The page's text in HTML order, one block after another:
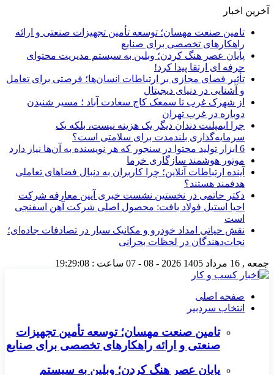
آخرین اخبار
تامین صنعت مهسان؛ توسعه تأمین تجهیزات صنعتی و ارائه
راهکارهای تخصصی برای صنایع
پایان عصر هنگ کردن؛ وبلین به سیستم مدیریت محتوای
حرفه ای ارتقا پیدا کرد!
تأثیر فضای مجازی بر ارتباطات انسان‌ها؛ فرصتی برای تعامل
و آشنایی در دنیای دیجیتال
از شهرک غرب تا سمعک کاج سعادت آباد ؛ مسیر شنیدن
دوباره در غرب تهران
چرا ایمپلنت دندان دیگر یک هزینه نیست، بلکه یک
سرمایه‌گذاری بلندمدت برای سلامتی است؟
6 ابزار تولید محتوا در سنجور که هر نویسنده به آن‌ها نیاز دارد
موتور هوشمند سازگاری خرما
آینده ارتباطات آنلاین؛ چرا کاربران به دنبال فضاهای تعاملی
هدفمند هستند؟
دکتر حاتمی در نخستین نشست خبری آیین معارفه شرکت
احیا استیل فولاد بافت: محصول اصلی شرکت آهن اسفنجی
است
نقش حیاتی امداد خودرو و مکانیک سیار در تصادفات جاده‌ای؛
نجات‌دهندگان در لحظات بحرانی
جمعه , 16 مرداد 1405 2026 - 08 - 07 ساعت : 19:29:08
صفحه اصلی
انتخاب سردبیر
تامین صنعت مهسان؛ توسعه تأمین تجهیزات
صنعتی و ارائه راهکارهای تخصصی برای صنایع
پایان عصر هنگ کردن؛ وبلین به سیستم